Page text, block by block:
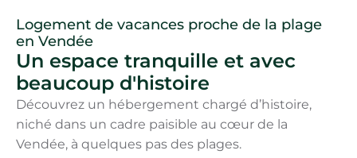
Logement de vacances proche de la plage
en Vendée
Un espace tranquille et avec
beaucoup d'histoire
Découvrez un hébergement chargé d’histoire,
niché dans un cadre paisible au cœur de la
Vendée, à quelques pas des plages.